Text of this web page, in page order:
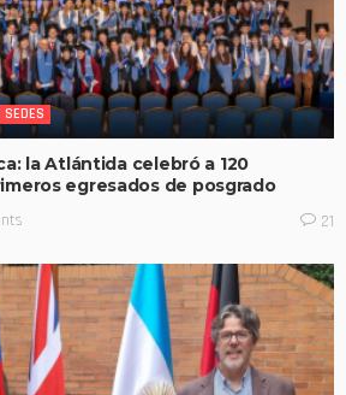
SEDES
la Atlántida celebró a 120
egresados de posgrado
21